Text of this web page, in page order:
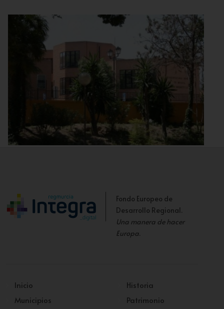
Fondo Europeo de
Desarrollo Regional.
Una manera de hacer
Europa.
Inicio
Municipios
Historia
Patrimonio